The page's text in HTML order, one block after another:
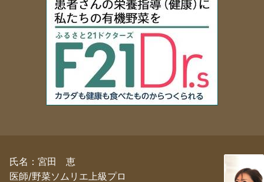
氏名：宮田 恵
医師/野菜ソムリエ上級プロ